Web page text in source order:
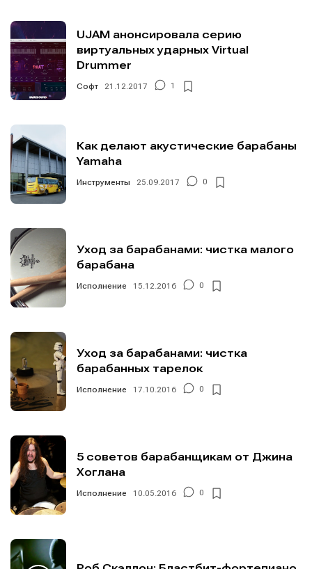
Написание
Продакшн
Инструменты
Оборудование
Софт
Написание
Продакшн
Инструменты
Оборудование
Софт
UJAM анонсировала серию
виртуальных ударных Virtual
Drummer
Софт 21.12.2017 1
Как делают акустические барабаны
Yamaha
Инструменты 25.09.2017 0
Уход за барабанами: чистка малого
барабана
Исполнение 15.12.2016 0
Уход за барабанами: чистка
барабанных тарелок
Исполнение 17.10.2016 0
5 советов барабанщикам от Джина
Хоглана
Исполнение 10.05.2016 0